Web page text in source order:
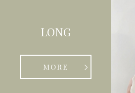
LONG
MORE